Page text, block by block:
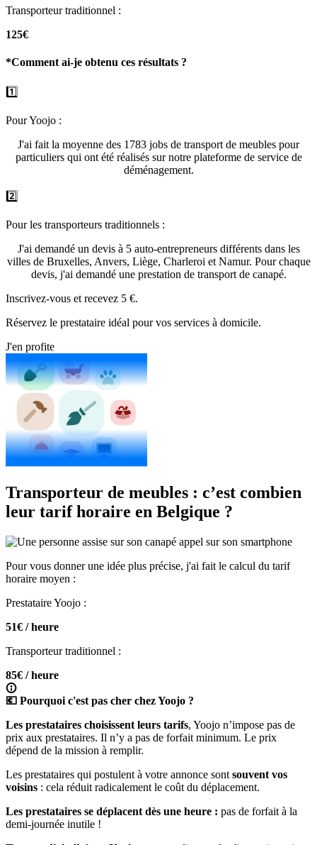
Transporteur traditionnel :
125€
*Comment ai-je obtenu ces résultats ?
1️⃣
Pour Yoojo :
J'ai fait la moyenne des 1783 jobs de transport de meubles pour
particuliers qui ont été réalisés sur notre plateforme de service de
déménagement.
2️⃣
Pour les transporteurs traditionnels :
J'ai demandé un devis à 5 auto-entrepreneurs différents dans les
villes de Bruxelles, Anvers, Liège, Charleroi et Namur. Pour chaque
devis, j'ai demandé une prestation de transport de canapé.
Inscrivez-vous et recevez 5 €.
Réservez le prestataire idéal pour vos services à domicile.
J'en profite
Transporteur de meubles : c’est combien
leur tarif horaire en Belgique ?
Pour vous donner une idée plus précise, j'ai fait le calcul du tarif
horaire moyen :
Prestataire Yoojo :
51€ / heure
Transporteur traditionnel :
85€ / heure
💶 Pourquoi c'est pas cher chez Yoojo ?
Les prestataires choisissent leurs tarifs, Yoojo n’impose pas de
prix aux prestataires. Il n’y a pas de forfait minimum. Le prix
dépend de la mission à remplir.
Les prestataires qui postulent à votre annonce sont souvent vos
voisins : cela réduit radicalement le coût du déplacement.
Les prestataires se déplacent dès une heure : pas de forfait à la
demi-journée inutile !